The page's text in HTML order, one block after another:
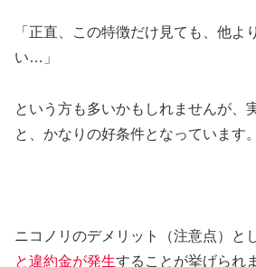
「正直、この特徴だけ見ても、他よ
い…」
という方も多いかもしれませんが、
と、かなりの好条件となっています。
ニコノリのデメリット（注意点）と
と違約金が発生することが挙げられ